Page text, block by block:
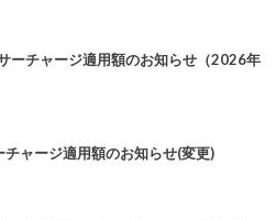
ーチャージ適用額のお知らせ（2026年
ャージ適用額のお知らせ(変更)